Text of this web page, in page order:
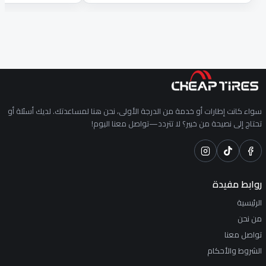
سواء كانت إطارات أو خدمة من الدرجة الأولى، نحن هنا لمساعدتك. لديك أسئلة أو
تحتاج إلى نصيحة من خبير؟ لا تتردد—تواصل معنا اليوم!
روابط مفيدة
الرئيسية
من نحن
تواصل معنا
الشروط والأحكام